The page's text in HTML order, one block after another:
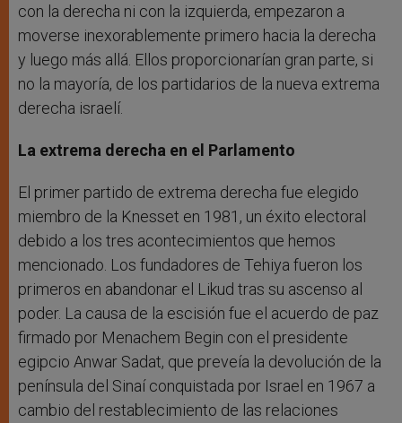
con la derecha ni con la izquierda, empezaron a
moverse inexorablemente primero hacia la derecha
y luego más allá. Ellos proporcionarían gran parte, si
no la mayoría, de los partidarios de la nueva extrema
derecha israelí.
La extrema derecha en el Parlamento
El primer partido de extrema derecha fue elegido
miembro de la Knesset en 1981, un éxito electoral
debido a los tres acontecimientos que hemos
mencionado. Los fundadores de Tehiya fueron los
primeros en abandonar el Likud tras su ascenso al
poder. La causa de la escisión fue el acuerdo de paz
firmado por Menachem Begin con el presidente
egipcio Anwar Sadat, que preveía la devolución de la
península del Sinaí conquistada por Israel en 1967 a
cambio del restablecimiento de las relaciones